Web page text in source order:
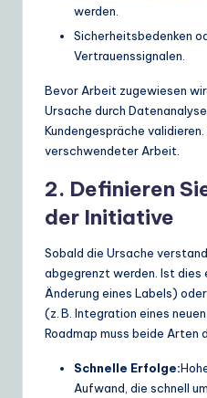
werden.
Sicherheitsbedenken
Vertrauenssignalen.
Bevor Arbeit zugewiesen
Ursache durch
Kundengespräche validieren.
verschwendeter Arbeit.
2. Definieren
der Initiative
Sobald die Ursache
abgegrenzt werden. Ist dies
Änderung eines Labels)
(z. B. Integration eines
Roadmap muss beide
Schnelle Erfolge:
Aufwand, die schnell